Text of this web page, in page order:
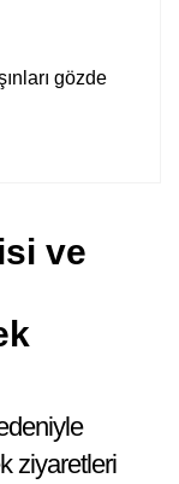
gözde
ve
ziyaretleri